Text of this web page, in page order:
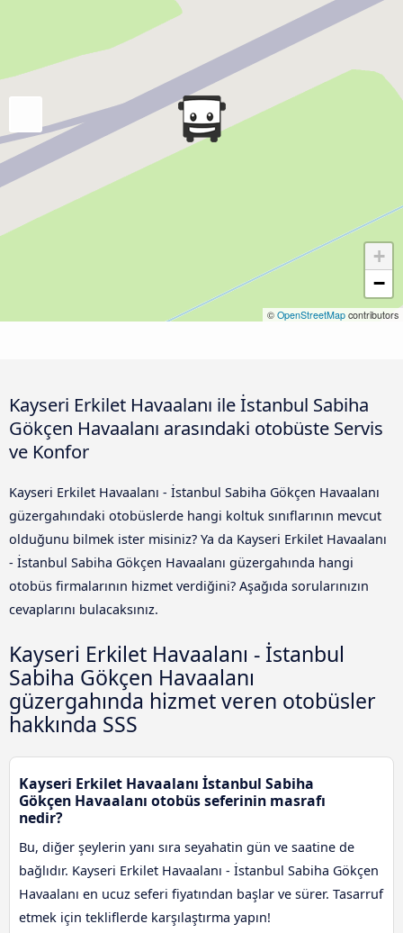
+
−
© OpenStreetMap contributors
Kayseri Erkilet Havaalanı ile İstanbul Sabiha
Gökçen Havaalanı arasındaki otobüste Servis
ve Konfor
Kayseri Erkilet Havaalanı - İstanbul Sabiha Gökçen Havaalanı
güzergahındaki otobüslerde hangi koltuk sınıflarının mevcut
olduğunu bilmek ister misiniz? Ya da Kayseri Erkilet Havaalanı
- İstanbul Sabiha Gökçen Havaalanı güzergahında hangi
otobüs firmalarının hizmet verdiğini? Aşağıda sorularınızın
cevaplarını bulacaksınız.
Kayseri Erkilet Havaalanı - İstanbul
Sabiha Gökçen Havaalanı
güzergahında hizmet veren otobüsler
hakkında SSS
Kayseri Erkilet Havaalanı İstanbul Sabiha
Gökçen Havaalanı otobüs seferinin masrafı
nedir?
Bu, diğer şeylerin yanı sıra seyahatin gün ve saatine de
bağlıdır. Kayseri Erkilet Havaalanı - İstanbul Sabiha Gökçen
Havaalanı en ucuz seferi fiyatından başlar ve sürer. Tasarruf
etmek için tekliflerde karşılaştırma yapın!